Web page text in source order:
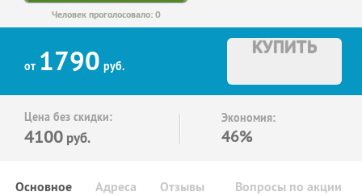
Человек проголосовало: 0
от 1790 руб.
КУПИТЬ
Цена без скидки:
4100 руб.
Экономия:
46%
Основное Отзывы Вопросы по акции
Адреса